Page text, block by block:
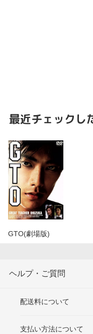
最近チェックし
GTO(劇場版)
ヘルプ・ご質問
配送料について
支払い方法について